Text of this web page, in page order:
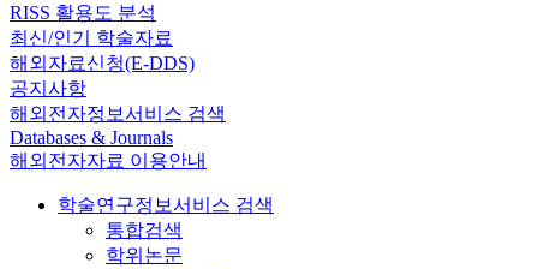
RISS 활용도 분석
최신/인기 학술자료
해외자료신청(E-DDS)
공지사항
해외전자정보서비스 검색
Databases & Journals
해외전자자료 이용안내
학술연구정보서비스 검색
통합검색
학위논문